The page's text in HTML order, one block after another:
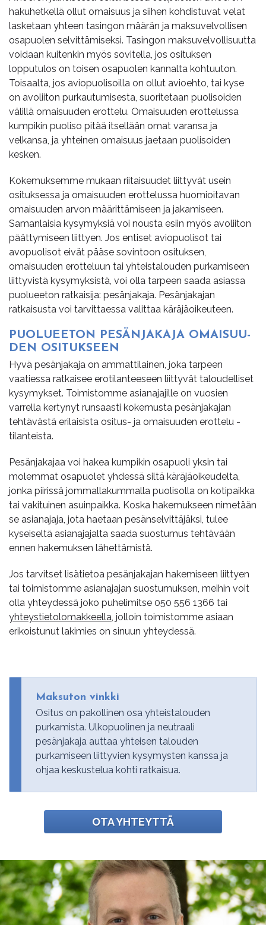
hakuhetkellä ollut omaisuus ja siihen kohdistuvat velat
lasketaan yhteen tasingon määrän ja maksuvelvollisen
osapuolen selvittämiseksi. Tasingon maksuvelvollisuutta
voidaan kuitenkin myös sovitella, jos osituksen
lopputulos on toisen osapuolen kannalta kohtuuton.
Toisaalta, jos aviopuolisoilla on ollut avioehto, tai kyse
on avoliiton purkautumisesta, suoritetaan puolisoiden
välillä omaisuuden erottelu. Omaisuuden erottelussa
kumpikin puoliso pitää itsellään omat varansa ja
velkansa, ja yhteinen omaisuus jaetaan puolisoiden
kesken.
Kokemuksemme mukaan riitaisuudet liittyvät usein
osituksessa ja omaisuuden erottelussa huomioitavan
omaisuuden arvon määrittämiseen ja jakamiseen.
Samanlaisia kysymyksiä voi nousta esiin myös avoliiton
päättymiseen liittyen. Jos entiset aviopuolisot tai
avopuolisot eivät pääse sovintoon osituksen,
omaisuuden erotteluun tai yhteistalouden purkamiseen
liittyvistä kysymyksistä, voi olla tarpeen saada asiassa
puolueeton ratkaisija: pesänjakaja. Pesänjakajan
ratkaisusta voi tarvittaessa valittaa käräjäoikeuteen.
PUO­LU­EE­TON PE­SÄN­JA­KA­JA OMAI­SUU­
DEN OSI­TUK­SEEN
Hyvä pesänjakaja on ammattilainen, joka tarpeen
vaatiessa ratkaisee erotilanteeseen liittyvät taloudelliset
kysymykset. Toimistomme asianajajille on vuosien
varrella kertynyt runsaasti kokemusta pesänjakajan
tehtävästä erilaisista ositus- ja omaisuuden erottelu -
tilanteista.
Pesänjakajaa voi hakea kumpikin osapuoli yksin tai
molemmat osapuolet yhdessä siltä käräjäoikeudelta,
jonka piirissä jommallakummalla puolisolla on kotipaikka
tai vakituinen asuinpaikka. Koska hakemukseen nimetään
se asianajaja, jota haetaan pesänselvittäjäksi, tulee
kyseiseltä asianajajalta saada suostumus tehtävään
ennen hakemuksen lähettämistä.
Jos tarvitset lisätietoa pesänjakajan hakemiseen liittyen
tai toimistomme asianajajan suostumuksen, meihin voit
olla yhteydessä joko puhelimitse 050 556 1366 tai
yhteystietolomakkeella, jolloin toimistomme asiaan
erikoistunut lakimies on sinuun yhteydessä.
Maksuton vinkki
Ositus on pakollinen osa yhteistalouden
purkamista. Ulkopuolinen ja neutraali
pesänjakaja auttaa yhteisen talouden
purkamiseen liittyvien kysymysten kanssa ja
ohjaa keskustelua kohti ratkaisua.
OTA YHTEYTTÄ